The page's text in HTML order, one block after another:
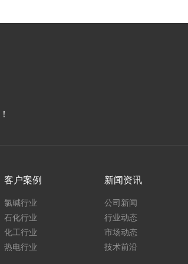
客户案例
氯碱行业
石化行业
化工行业
热电行业
新闻资讯
公司新闻
行业动态
市场动态
技术前沿